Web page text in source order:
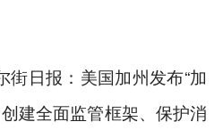
街日报：美国加州发布“加
建全面监管框架、保护消